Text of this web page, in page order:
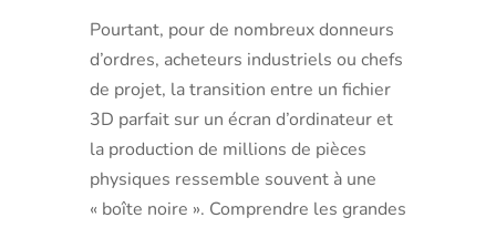
Pourtant, pour de nombreux donneurs
d’ordres, acheteurs industriels ou chefs
de projet, la transition entre un fichier
3D parfait sur un écran d’ordinateur et
la production de millions de pièces
physiques ressemble souvent à une
« boîte noire ». Comprendre les grandes